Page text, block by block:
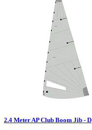
2.4 Meter AP Club Boom Jib - D